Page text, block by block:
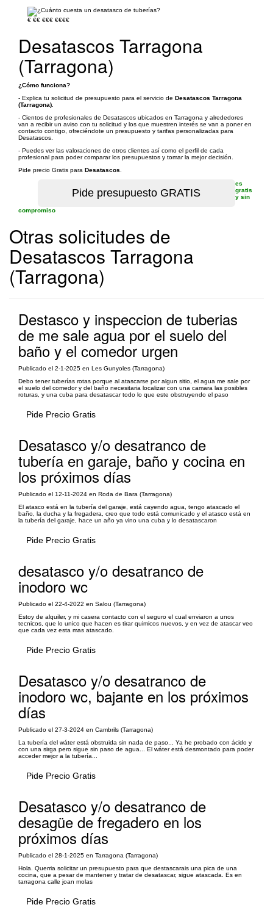
€ €€ €€€ €€€€
Desatascos Tarragona
(Tarragona)
¿Cómo funciona?
- Explica tu solicitud de presupuesto para el servicio de Desatascos Tarragona
(Tarragona)
- Cientos de profesionales de Desatascos ubicados en Tarragona y alrededores
van a recibir un aviso con tu solicitud y los que muestren interés se van a poner en
contacto contigo, ofreciéndote un presupuesto y tarifas personalizadas para
Desatascos.
- Puedes ver las valoraciones de otros clientes así como el perfil de cada
profesional para poder comparar los presupuestos y tomar la mejor decisión.
Pide precio Gratis para Desatascos
es
gratis
y sin
compromiso
Otras solicitudes de
Desatascos Tarragona
(Tarragona)
Destasco y inspeccion de tuberias
de me sale agua por el suelo del
baño y el comedor urgen
Publicado el 2-1-2025 en Les Gunyoles (Tarragona)
Debo tener tuberías rotas porque al atascarse por algun sitio, el agua me sale por
el suelo del comedor y del baño necesitaria localizar con una camara las posibles
roturas, y una cuba para desatascar todo lo que este obstruyendo el paso
Pide Precio Gratis
Desatasco y/o desatranco de
tubería en garaje, baño y cocina en
los próximos días
Publicado el 12-11-2024 en Roda de Bara (Tarragona)
El atasco está en la tubería del garaje, está cayendo agua, tengo atascado el
baño, la ducha y la fregadera, creo que todo está comunicado y el atasco está en
la tubería del garaje, hace un año ya vino una cuba y lo desatascaron
Pide Precio Gratis
desatasco y/o desatranco de
inodoro wc
Publicado el 22-4-2022 en Salou (Tarragona)
Estoy de alquiler, y mi casera contacto con el seguro el cual enviaron a unos
tecnicos, que lo unico que hacen es tirar quimicos nuevos, y en vez de atascar veo
que cada vez esta mas atascado.
Pide Precio Gratis
Desatasco y/o desatranco de
inodoro wc, bajante en los próximos
días
Publicado el 27-3-2024 en Cambrils (Tarragona)
La tubería del wáter está obstruida sin nada de paso... Ya he probado con ácido y
con una sirga pero sigue sin paso de agua... El wáter está desmontado para poder
acceder mejor a la tubería...
Pide Precio Gratis
Desatasco y/o desatranco de
desagüe de fregadero en los
próximos días
Publicado el 28-1-2025 en Tarragona (Tarragona)
Hola. Querria solicitar un presupuesto para que destascarais una pica de una
cocina, que a pesar de mantener y tratar de desatascar, sigue atascada. Es en
tarragona calle joan molas
Pide Precio Gratis